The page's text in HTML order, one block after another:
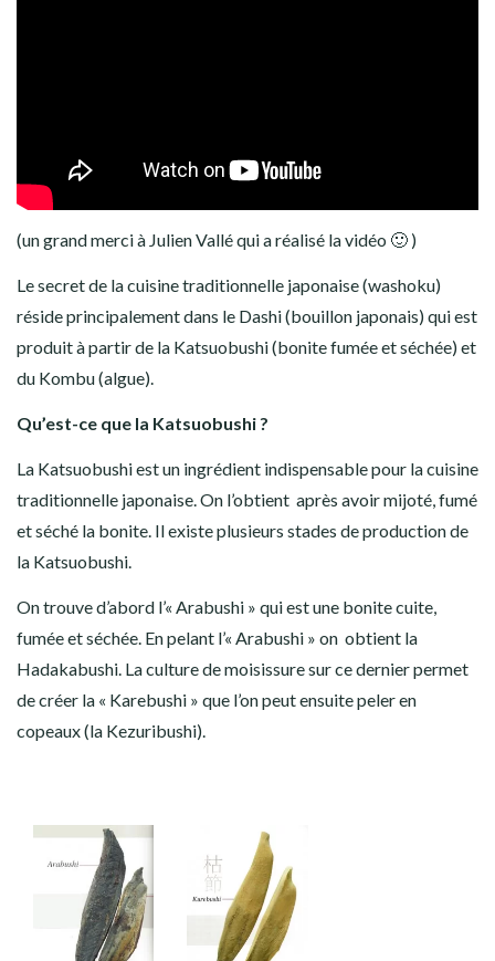
(un grand merci à Julien Vallé qui a réalisé la vidéo 🙂 )
Le secret de la cuisine traditionnelle japonaise (washoku)
réside principalement dans le Dashi (bouillon japonais) qui est
produit à partir de la Katsuobushi (bonite fumée et séchée) et
du Kombu (algue).
Qu’est-ce que la Katsuobushi ?
La Katsuobushi est un ingrédient indispensable pour la cuisine
traditionnelle japonaise. On l’obtient après avoir mijoté, fumé
et séché la bonite. Il existe plusieurs stades de production de
la Katsuobushi.
On trouve d’abord l’« Arabushi » qui est une bonite cuite,
fumée et séchée. En pelant l’« Arabushi » on obtient la
Hadakabushi. La culture de moisissure sur ce dernier permet
de créer la « Karebushi » que l’on peut ensuite peler en
copeaux (la Kezuribushi).